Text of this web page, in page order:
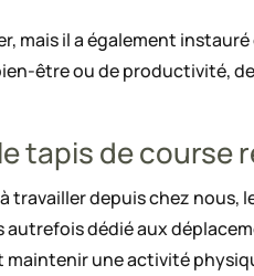
mais il a également
être ou de productivité,
tapis de
travailler depuis chez
dédié aux
une activité